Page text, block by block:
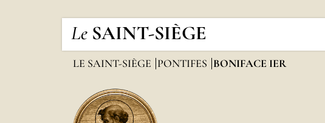
Le SAINT-SIÈGE
LE SAINT-SIÈGE PONTIFES BONIFACE IER